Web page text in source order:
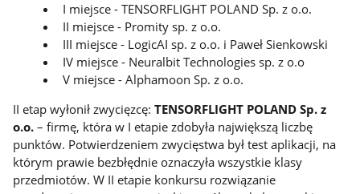
I miejsce - TENSORFLIGHT POLAND Sp. z o.o.
II miejsce - Promity sp. z o.o.
III miejsce - LogicAI sp. z o.o. i Paweł Sienkowski
IV miejsce - Neuralbit Technologies sp. z o.o
V miejsce - Alphamoon Sp. z o.o.
II etap wyłonił zwycięzcę:TENSORFLIGHT POLAND Sp. z
o.o. – firmę, która w I etapie zdobyła największą liczbę
punktów. Potwierdzeniem zwycięstwa był test aplikacji, na
którym prawie bezbłędnie oznaczyła wszystkie klasy
przedmiotów. W II etapie konkursu rozwiązanie